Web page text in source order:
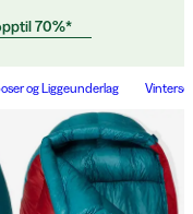
70%*
og Liggeunderlag